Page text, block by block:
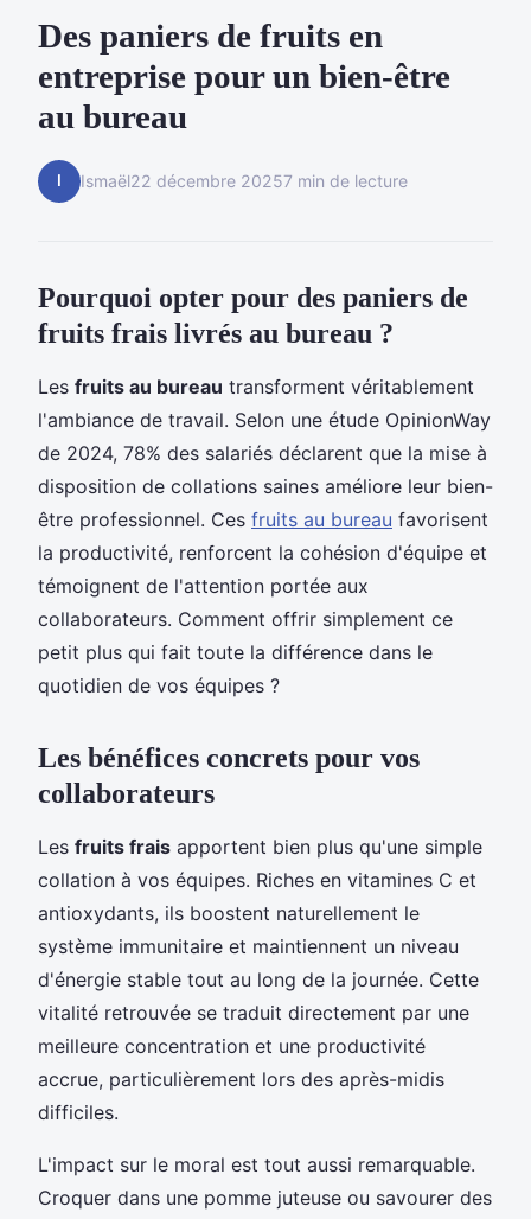
Des paniers de fruits en
entreprise pour un bien-être
au bureau
I Ismaël22 décembre 20257 min de lecture
Pourquoi opter pour des paniers de
fruits frais livrés au bureau ?
Les fruits au bureau transforment véritablement
l'ambiance de travail. Selon une étude OpinionWay
de 2024, 78% des salariés déclarent que la mise à
disposition de collations saines améliore leur bien-
être professionnel. Ces fruits au bureau favorisent
la productivité, renforcent la cohésion d'équipe et
témoignent de l'attention portée aux
collaborateurs. Comment offrir simplement ce
petit plus qui fait toute la différence dans le
quotidien de vos équipes ?
Les bénéfices concrets pour vos
collaborateurs
Les fruits frais apportent bien plus qu'une simple
collation à vos équipes. Riches en vitamines C et
antioxydants, ils boostent naturellement le
système immunitaire et maintiennent un niveau
d'énergie stable tout au long de la journée. Cette
vitalité retrouvée se traduit directement par une
meilleure concentration et une productivité
accrue, particulièrement lors des après-midis
difficiles.
L'impact sur le moral est tout aussi remarquable.
Croquer dans une pomme juteuse ou savourer des